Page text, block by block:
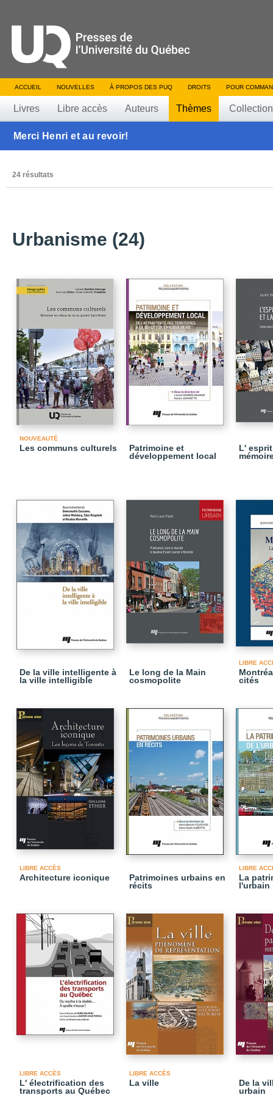
ACCUEIL NOUVELLES À PROPOS DES PUQ DROITS POUR
Livres Libre accès Auteurs Thèmes
Merci Henri et au revoir!
24 résultats
Urbanisme (24)
NOUVEAUTÉ
Les communs culturels
Patrimoine et
développement local
L'
De la ville intelligente à
la ville intelligible
Le long de la Main
cosmopolite
LIBRE
cités
LIBRE ACCÈS
Architecture iconique
Patrimoines urbains en
récits
LIBRE
La
l'urbain
LIBRE ACCÈS
L' électrification des
transports au Québec
LIBRE ACCÈS
La ville
De la
urbain